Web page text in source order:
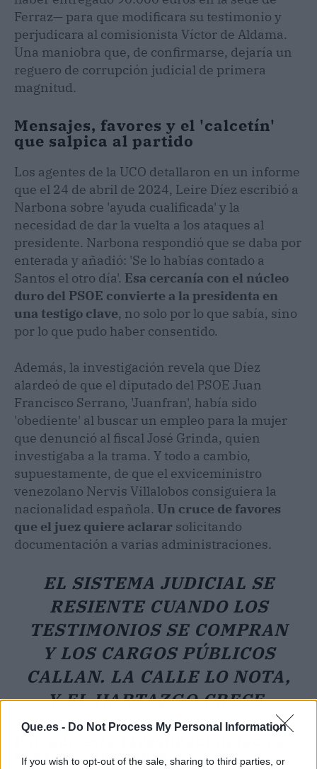
Que.es - Do Not Process My Personal Information
If you wish to opt-out of the sale, sharing to third parties, or
Ferraz— para que modificara su testimonio y
perjudicara al comisionista Víctor de Aldama.
Una maniobra que, de confirmarse, dejaría un
reguero de corrupción judicial de primera
magnitud.
Mensajes, favores y el 'calcetín'
que salpica al partido
Los agentes de la UCO detallaron en un informe
que el 24 de abril de 2024, Leire Díez escribió a
Narbona sobre 'ayuda cualificada' y la
necesidad de dar la vuelta a los ataques al
presidente. Narbona respondió que se daba por
enterada y añadió: 'Se lo habías contado a
Santos el otro día'. Esa cercanía con el núcleo
duro del PSOE convierte a la presidenta en
una testigo clave, no solo por lo que sabía, sino
por lo que pudo haber consentido.
Además, la investigación revela que Díez
alardeó de que el diputado del PSOE Juan
Francisco Serrano, 'Juanfran', había sido
'obediente' al buscar un empleo para la mujer
que denunció al fiscal José Grinda, quien
investigaba a la trama. Y todo a cambio,
supuestamente, de que el exviceministro
venezolano Nervis Villalobos consiguiera la
nacionalidad española. Un cruce de favores
que el juez quiere aclarar solicitando
documentación a varias administraciones.
EL SISTEMA JUDICIAL SE
RESIENTE CUANDO LOS
TESTIMONIOS SE COMPRAN
Y LOS CARGOS PÚBLICOS
CALLAN. LA CALLE LO NOTA,
Y EL HARTAZGO CRECE.
toda la ciudadanía